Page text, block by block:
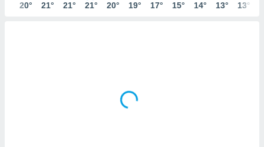
a la
CONFIGURACIÓN
20° 21° 21° 21° 20° 19° 17° 15° 14° 13° 13°